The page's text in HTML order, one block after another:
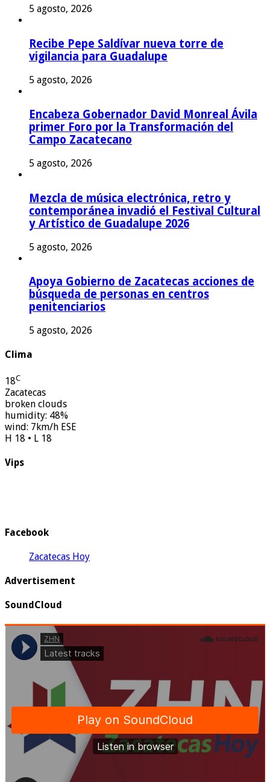
5 agosto, 2026
Recibe Pepe Saldívar nueva torre de
vigilancia para Guadalupe
5 agosto, 2026
Encabeza Gobernador David Monreal Ávila
primer Foro por la Transformación del
Campo Zacatecano
5 agosto, 2026
Mezcla de música electrónica, retro y
contemporánea invadió el Festival Cultural
y Artístico de Guadalupe 2026
5 agosto, 2026
Apoya Gobierno de Zacatecas acciones de
búsqueda de personas en centros
penitenciarios
5 agosto, 2026
Clima
18C
Zacatecas
broken clouds
humidity: 48%
wind: 7km/h ESE
H 18 • L 18
Vips
Facebook
Zacatecas Hoy
Advertisement
SoundCloud